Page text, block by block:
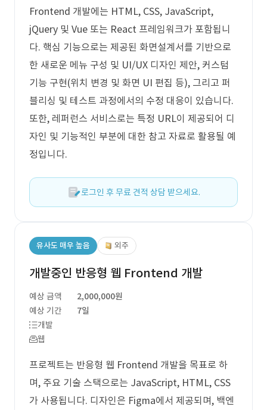
Frontend 개발에는 HTML, CSS, JavaScript,
jQuery 및 Vue 또는 React 프레임워크가 포함됩니
다. 핵심 기능으로는 제공된 화면설계서를 기반으로
한 새로운 메뉴 구성 및 UI/UX 디자인 제안, 커스텀
기능 구현(위치 변경 및 화면 UI 편집 등), 그리고 퍼
블리싱 및 테스트 과정에서의 수정 대응이 있습니다.
또한, 레퍼런스 서비스로는 특정 URL이 제공되어 디
자인 및 기능적인 부분에 대한 참고 자료로 활용될 예
정입니다.
로그인 후 무료 견적 상담 받으세요.
유사도 매우 높음 외주
개발중인 반응형 웹 Frontend 개발
예상 금액
2,000,000원
예상 기간
7일
개발
웹
프로젝트는 반응형 웹 Frontend 개발을 목표로 하
며, 주요 기술 스택으로는 JavaScript, HTML, CSS
가 사용됩니다. 디자인은 Figma에서 제공되며, 백엔